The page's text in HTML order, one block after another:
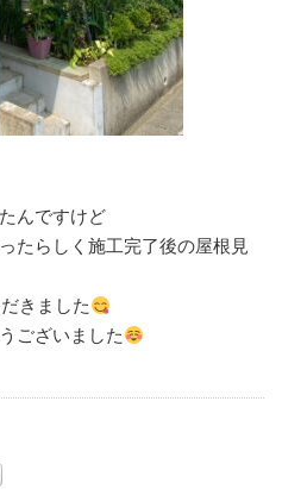
んですけど
たらしく施工完了後の屋根見
きました
ございました